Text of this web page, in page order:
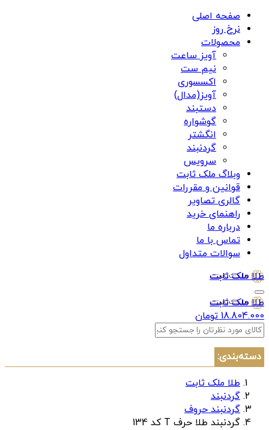
صفحه اصلی
نرخ روز
محصولات
آویز ساعت
نیم ست
اکسسوری
آویز(مدال)
دستبند
گوشواره
انگشتر
گردنبند
سرویس
وبلاگ ملک ثابت
قوانین و مقررات
گالری تصاویر
راهنمای خرید
درباره ما
تماس با ما
سوالات متداول
طلا ملک ثابت
طلا ملک ثابت
18.804.000 تومان
دسته‌بندی:
طلا ملک ثابت
گردنبند
گردنبند حروف
گردنبند طلا حرف T کد 134